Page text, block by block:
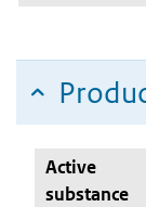
Active
substance